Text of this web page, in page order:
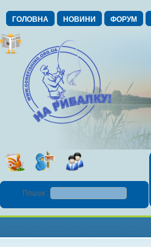
ГОЛОВНА НОВИНИ ФОРУМ
Пошук :